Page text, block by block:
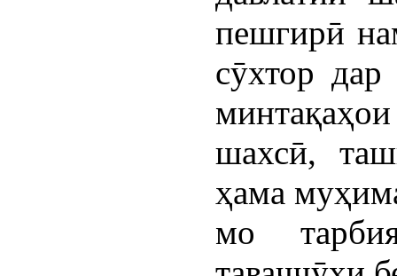
пешгирӣ
сӯхтор
шахсӣ,
ҳама
мо